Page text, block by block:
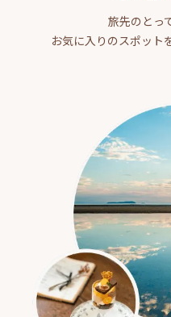
旅先のとっ
お気に入りのスポット